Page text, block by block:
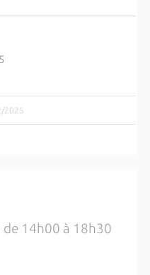
2025
14h00 à 18h30